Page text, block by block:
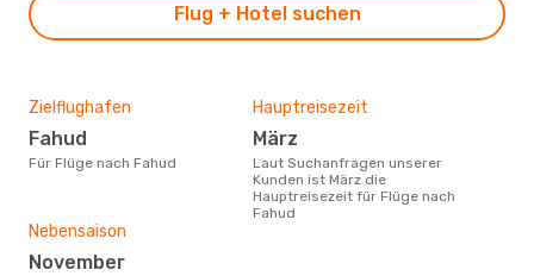
Flug + Hotel suchen
Zielflughafen
Fahud
Für Flüge nach Fahud
Hauptreisezeit
März
Laut Suchanfragen unserer
Kunden ist März die
Hauptreisezeit für Flüge nach
Fahud
Nebensaison
November